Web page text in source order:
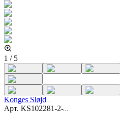
1 / 5
Konges Sløjd
Арт. KS102281-2-